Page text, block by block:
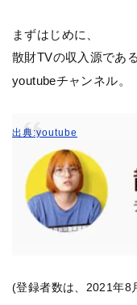
まずはじめに、
散財TVの収入源である
youtubeチャンネル。
出典:youtube
(登録者数は、2021年8